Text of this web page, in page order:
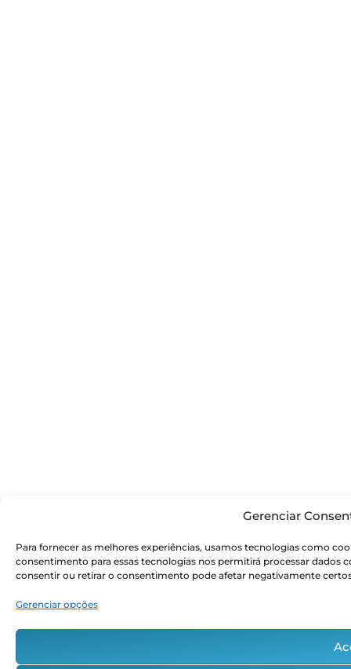
Gerenciar
Para fornecer as melhores experiências, usamos tecnologias como
consentimento para essas tecnologias nos permitirá processar
consentir ou retirar o consentimento pode afetar negativamente
Gerenciar opções